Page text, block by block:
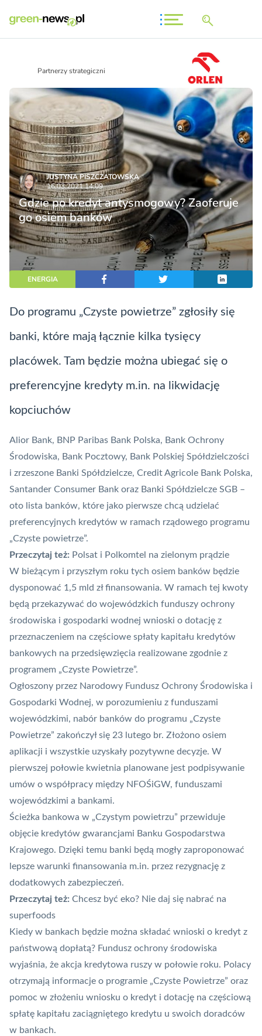
Partnerzy strategiczni
JUSTYNA PISZCZATOWSKA
16.03.2021 14:09
Gdzie po kredyt antysmogowy? Zaoferuje
go osiem banków
ENERGIA
Do programu „Czyste powietrze” zgłosiły się
banki, które mają łącznie kilka tysięcy
placówek. Tam będzie można ubiegać się o
preferencyjne kredyty m.in. na likwidację
kopciuchów
Alior Bank, BNP Paribas Bank Polska, Bank Ochrony
Środowiska, Bank Pocztowy, Bank Polskiej Spółdzielczości
i zrzeszone Banki Spółdzielcze, Credit Agricole Bank Polska,
Santander Consumer Bank oraz Banki Spółdzielcze SGB –
oto lista banków, które jako pierwsze chcą udzielać
preferencyjnych kredytów w ramach rządowego programu
„Czyste powietrze”.
Przeczytaj też: Polsat i Polkomtel na zielonym prądzie
W bieżącym i przyszłym roku tych osiem banków będzie
dysponować 1,5 mld zł finansowania. W ramach tej kwoty
będą przekazywać do wojewódzkich funduszy ochrony
środowiska i gospodarki wodnej wnioski o dotację z
przeznaczeniem na częściowe spłaty kapitału kredytów
bankowych na przedsięwzięcia realizowane zgodnie z
programem „Czyste Powietrze”.
Ogłoszony przez Narodowy Fundusz Ochrony Środowiska i
Gospodarki Wodnej, w porozumieniu z funduszami
wojewódzkimi, nabór banków do programu „Czyste
Powietrze” zakończył się 23 lutego br. Złożono osiem
aplikacji i wszystkie uzyskały pozytywne decyzje. W
pierwszej połowie kwietnia planowane jest podpisywanie
umów o współpracy między NFOŚiGW, funduszami
wojewódzkimi a bankami.
Ścieżka bankowa w „Czystym powietrzu” przewiduje
objęcie kredytów gwarancjami Banku Gospodarstwa
Krajowego. Dzięki temu banki będą mogły zaproponować
lepsze warunki finansowania m.in. przez rezygnację z
dodatkowych zabezpieczeń.
Przeczytaj też: Chcesz być eko? Nie daj się nabrać na
superfoods
Kiedy w bankach będzie można składać wnioski o kredyt z
państwową dopłatą? Fundusz ochrony środowiska
wyjaśnia, że akcja kredytowa ruszy w połowie roku. Polacy
otrzymają informacje o programie „Czyste Powietrze” oraz
pomoc w złożeniu wniosku o kredyt i dotację na częściową
spłatę kapitału zaciągniętego kredytu u swoich doradców
w bankach.